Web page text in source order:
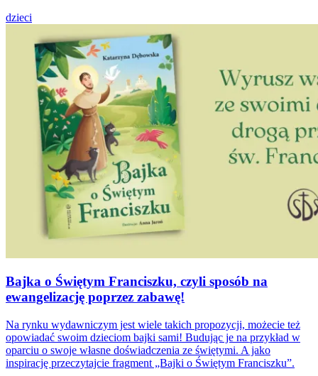
dzieci
Bajka o Świętym Franciszku, czyli sposób na
ewangelizację poprzez zabawę!
Na rynku wydawniczym jest wiele takich propozycji, możecie też
opowiadać swoim dzieciom bajki sami! Budując je na przykład w
oparciu o swoje własne doświadczenia ze świętymi. A jako
inspirację przeczytajcie fragment „Bajki o Świętym Franciszku”.